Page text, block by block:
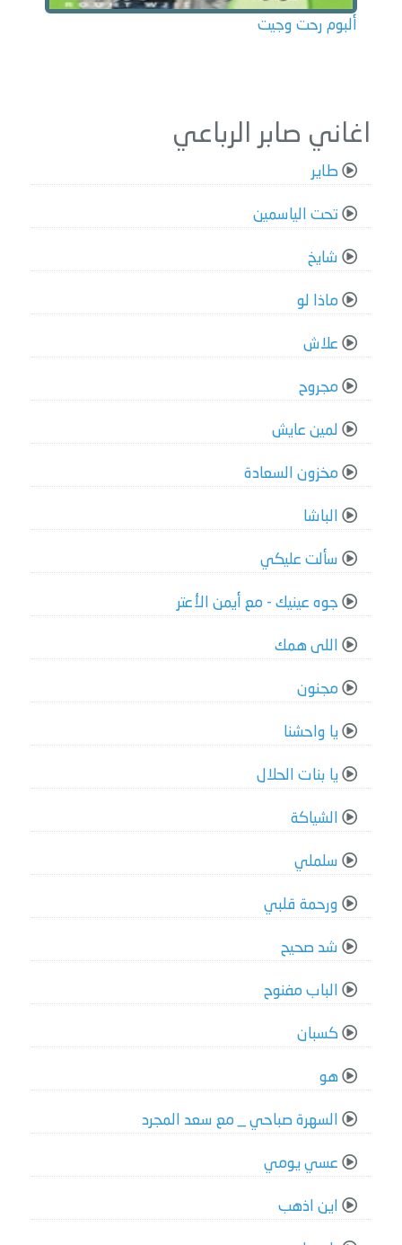
ألبوم رحت وجيت
اغاني صابر الرباعي
طاير
تحت الياسمين
شايخ
ماذا لو
علاش
مجروح
لمين عايش
مخزون السعادة
الباشا
سألت عليكي
جوه عينيك - مع أيمن الأعتر
اللى همك
مجنون
يا واحشنا
يا بنات الحلال
الشياكة
سلملي
ورحمة قلبي
شد صحيح
الباب مفنوح
كسبان
هو
السهرة صباحي _ مع سعد المجرد
عسي يومي
اين اذهب